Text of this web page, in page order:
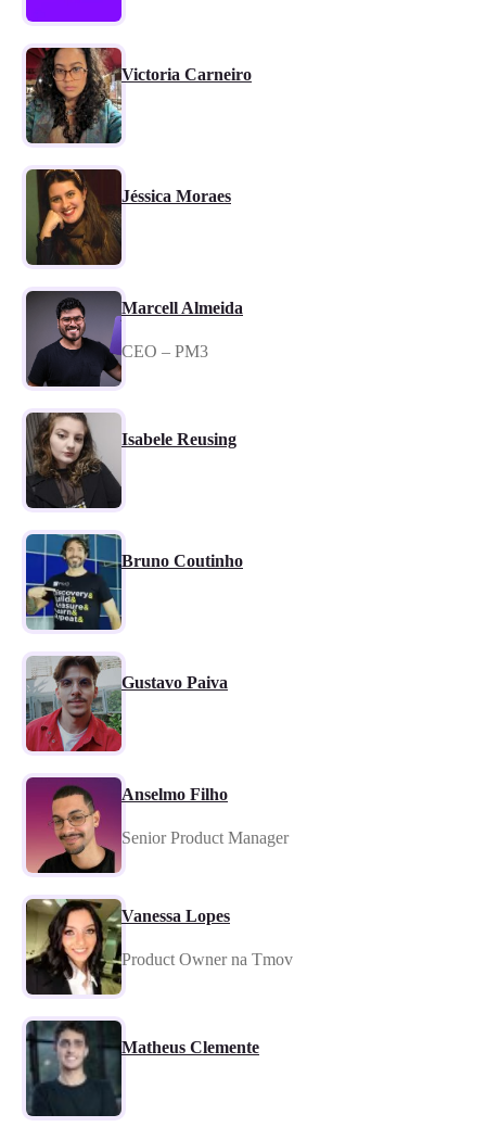
Victoria Carneiro
Jéssica Moraes
Marcell Almeida
CEO – PM3
Isabele Reusing
Bruno Coutinho
Gustavo Paiva
Anselmo Filho
Senior Product Manager
Vanessa Lopes
Product Owner na Tmov
Matheus Clemente